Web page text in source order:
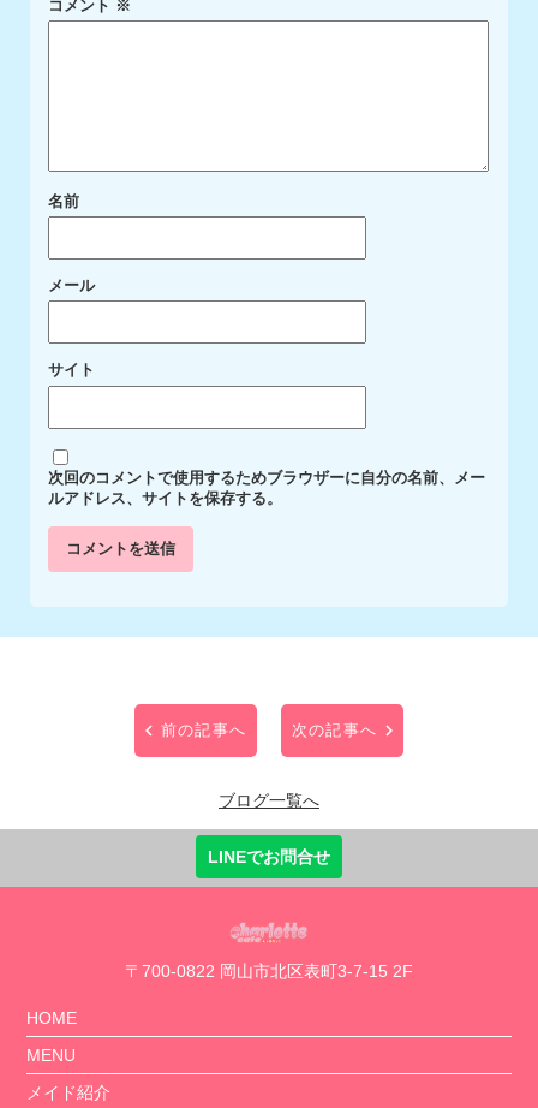
コメント ※
名前
メール
サイト
次回のコメントで使用するためブラウザーに自分の名前、メー
ルアドレス、サイトを保存する。
前の記事へ 次の記事へ
ブログ一覧へ
LINEでお問合せ
〒700-0822 岡山市北区表町3-7-15 2F
HOME
MENU
メイド紹介